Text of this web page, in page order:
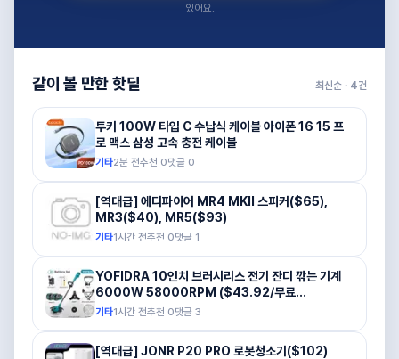
있어요.
같이 볼 만한 핫딜 최신순 · 4건
투키 100W 타입 C 수납식 케이블 아이폰 16 15 프
로 맥스 삼성 고속 충전 케이블
기타2분 전추천 0댓글 0
[역대급] 에디파이어 MR4 MKII 스피커($65),
MR3($40), MR5($93)
기타1시간 전추천 0댓글 1
YOFIDRA 10인치 브러시리스 전기 잔디 깎는 기계
6000W 58000RPM ($43.92/무료...
기타1시간 전추천 0댓글 3
[역대급] JONR P20 PRO 로봇청소기($102)